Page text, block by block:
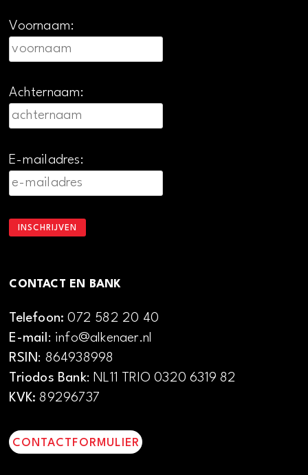
Voornaam:
Achternaam:
E-mailadres:
CONTACT EN BANK
Telefoon:072 582 20 40
E-mail: info@alkenaer.nl
RSIN: 864938998
Triodos Bank: NL11 TRIO 0320 6319 82
KVK: 89296737
CONTACTFORMULIER